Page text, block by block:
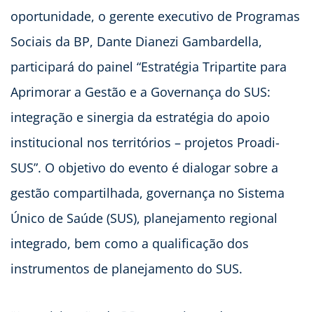
oportunidade, o gerente executivo de Programas
Sociais da BP, Dante Dianezi Gambardella,
participará do painel “Estratégia Tripartite para
Aprimorar a Gestão e a Governança do SUS:
integração e sinergia da estratégia do apoio
institucional nos territórios – projetos Proadi-
SUS”. O objetivo do evento é dialogar sobre a
gestão compartilhada, governança no Sistema
Único de Saúde (SUS), planejamento regional
integrado, bem como a qualificação dos
instrumentos de planejamento do SUS.